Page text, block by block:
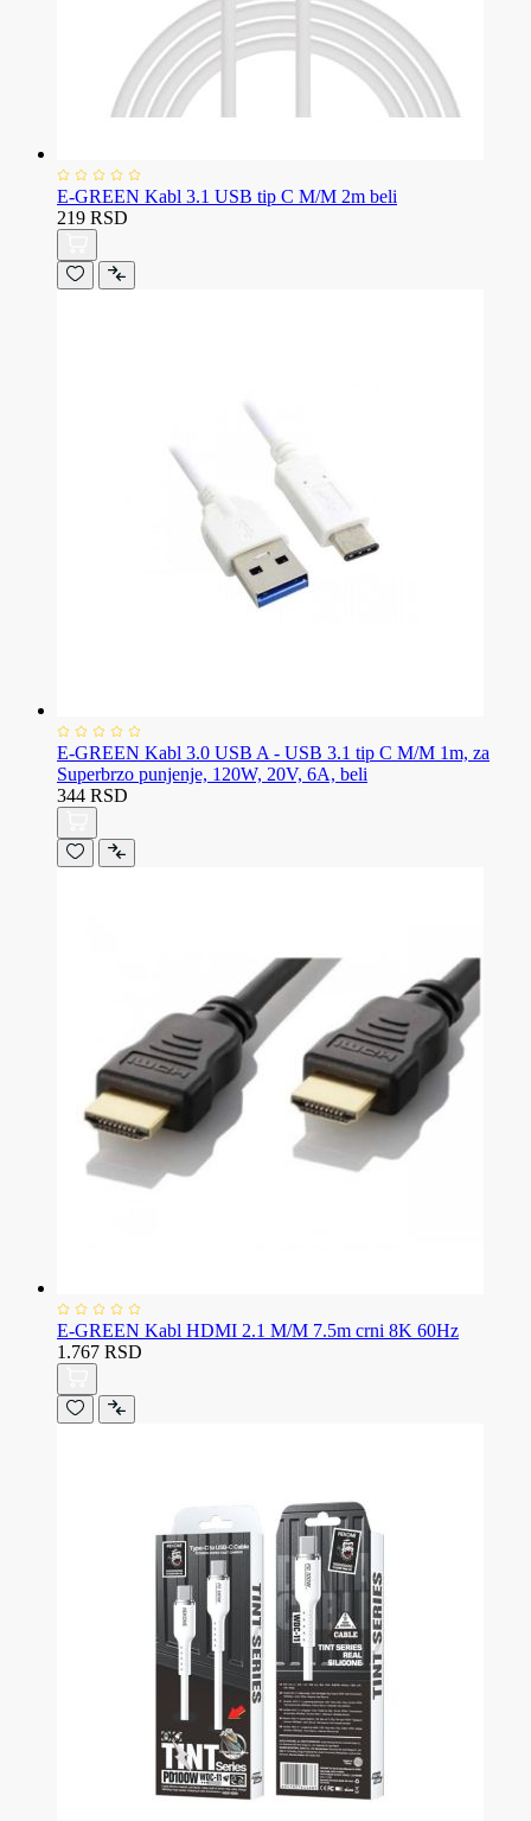
E-GREEN Kabl 3.1 USB tip C M/M 2m beli
219 RSD
E-GREEN Kabl 3.0 USB A - USB 3.1 tip C M/M 1m, za
Superbrzo punjenje, 120W, 20V, 6A, beli
344 RSD
E-GREEN Kabl HDMI 2.1 M/M 7.5m crni 8K 60Hz
1.767 RSD